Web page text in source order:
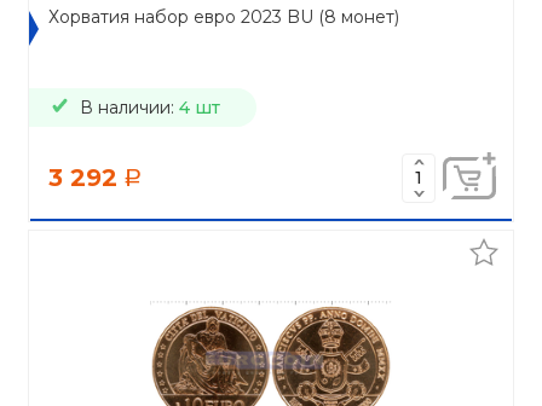
Хорватия набор евро 2023 BU (8 монет)
В наличии: 4 шт
3 292 a